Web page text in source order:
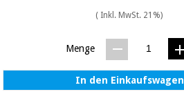
( Inkl. MwSt. 21%)
Menge
In den Einkaufswagen